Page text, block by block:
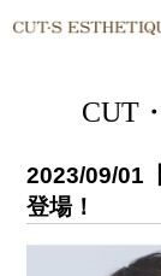
CUT
2023/09/01
登場！